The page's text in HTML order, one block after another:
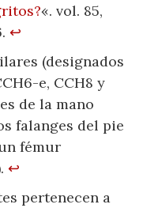
«. vol. 85,
↩
(designados
e, CCH8 y
de la mano
falanges del pie
fémur
↩
pertenecen a